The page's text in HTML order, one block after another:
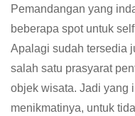
Pemandangan yang
beberapa spot untuk
Apalagi sudah tersedia
salah satu prasyarat
objek wisata. Jadi yang
menikmatinya, untuk